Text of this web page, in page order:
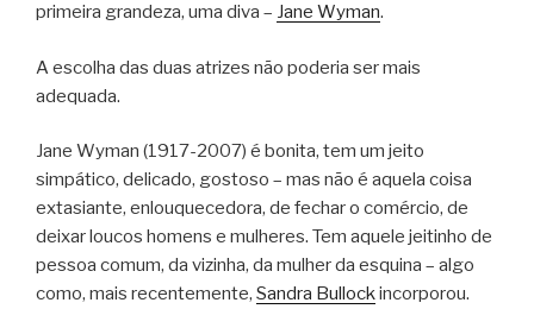
primeira grandeza, uma diva – Jane Wyman.
A escolha das duas atrizes não poderia ser mais
adequada.
Jane Wyman (1917-2007) é bonita, tem um jeito
simpático, delicado, gostoso – mas não é aquela coisa
extasiante, enlouquecedora, de fechar o comércio, de
deixar loucos homens e mulheres. Tem aquele jeitinho de
pessoa comum, da vizinha, da mulher da esquina – algo
como, mais recentemente, Sandra Bullockincorporou.